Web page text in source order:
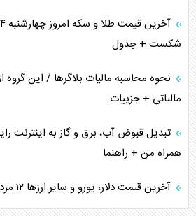
شکست + جدول
نحوه محاسبه مالیات بلاگر‌ها / این گروه
مالیاتی + جزییات
تبدیل قبوض آب، برق و گاز به اینترنت
همراه من + راهنما
آخرین قیمت دلار، یورو و سایر ارز‌ها ۱۲ مرداد ۱۴۰۵ / جدول